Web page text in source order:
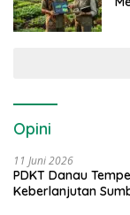
Opini
11 Juni 2026
PDKT Danau
Keberlanjutan